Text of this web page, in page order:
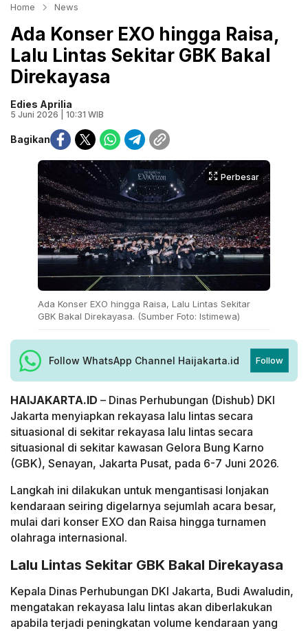
Home News
Ada Konser EXO hingga Raisa,
Lalu Lintas Sekitar GBK Bakal
Direkayasa
Edies Aprilia
5 Juni 2026 | 10:31 WIB
Bagikan
Perbesar
Ada Konser EXO hingga Raisa, Lalu Lintas Sekitar
GBK Bakal Direkayasa. (Sumber Foto: Istimewa)
Follow WhatsApp Channel Haijakarta.id Follow
HAIJAKARTA.ID – Dinas Perhubungan (Dishub) DKI
Jakarta menyiapkan rekayasa lalu lintas secara
situasional di sekitar rekayasa lalu lintas secara
situasional di sekitar kawasan Gelora Bung Karno
(GBK), Senayan, Jakarta Pusat, pada 6-7 Juni 2026.
Langkah ini dilakukan untuk mengantisasi lonjakan
kendaraan seiring digelarnya sejumlah acara besar,
mulai dari konser EXO dan Raisa hingga turnamen
olahraga internasional.
Lalu Lintas Sekitar GBK Bakal Direkayasa
Kepala Dinas Perhubungan DKI Jakarta, Budi Awaludin,
mengatakan rekayasa lalu lintas akan diberlakukan
apabila terjadi peningkatan volume kendaraan yang